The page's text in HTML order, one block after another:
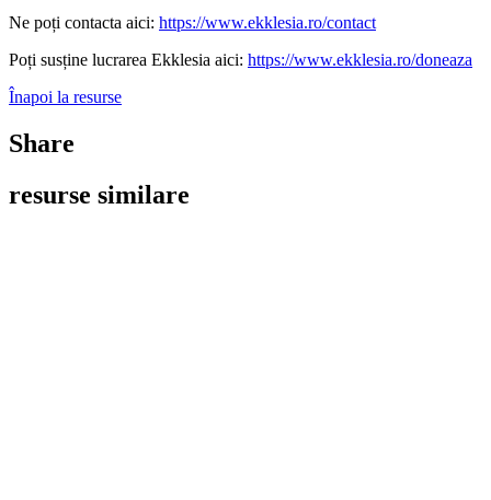
Ne poți contacta aici: https://www.ekklesia.ro/contact
Poți susține lucrarea Ekklesia aici: https://www.ekklesia.ro/doneaza
Înapoi la resurse
Share
resurse similare